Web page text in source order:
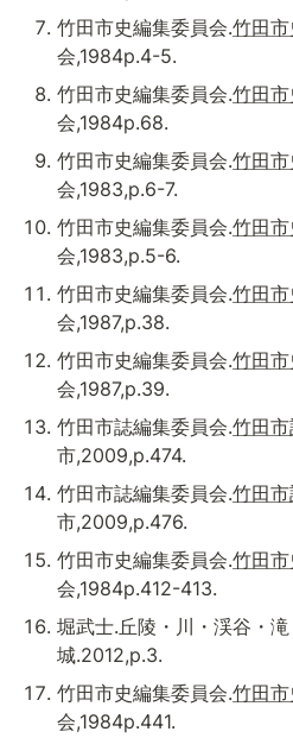
竹田市史編集委員会.竹田
会,1984p.4-5.
竹田市史編集委員会.竹田
会,1984p.68.
竹田市史編集委員会.竹田
会,1983,p.6-7.
竹田市史編集委員会.竹田
会,1983,p.5-6.
竹田市史編集委員会.竹田
会,1987,p.38.
竹田市史編集委員会.竹田
会,1987,p.39.
竹田市誌編集委員会.竹田
市,2009,p.474.
竹田市誌編集委員会.竹田
市,2009,p.476.
竹田市史編集委員会.竹田
会,1984p.412-413.
堀武士.丘陵・川・渓谷・
城.2012,p.3.
竹田市史編集委員会.竹田
会,1984p.441.